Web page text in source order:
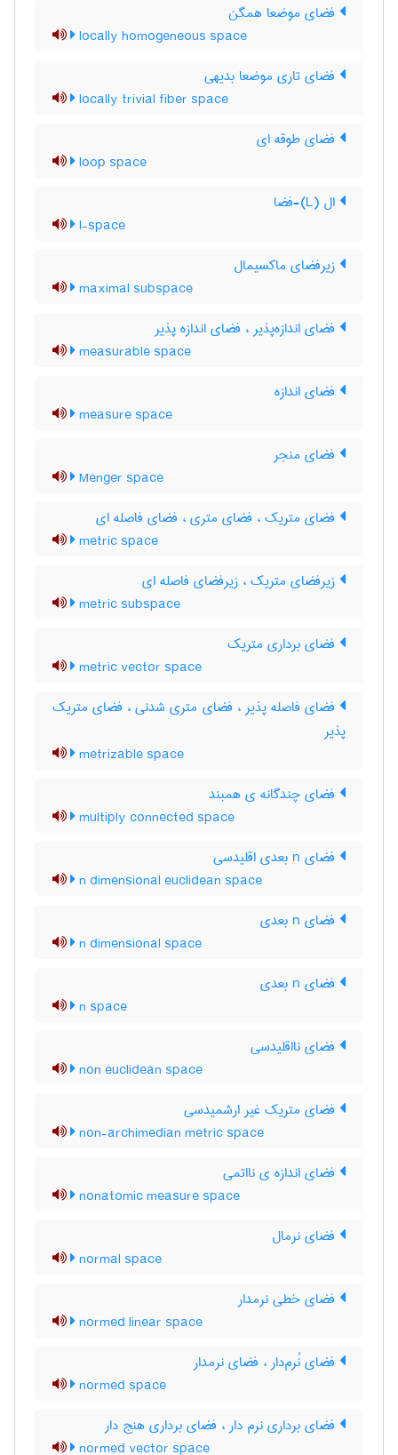
فضای موضعا همگن
locally homogeneous space
فضای تاری موضعا بدیهی
locally trivial fiber space
فضای طوقه ای
loop space
ال (L)-فضا
l-space
زیرفضای ماکسیمال
maximal subspace
فضای اندازه‌پذیر ، فضای اندازه پذیر
measurable space
فضای اندازه
measure space
فضای منجر
Menger space
فضای متریک ، فضای متری ، فضای فاصله ای
metric space
زیرفضای متریک ، زیرفضای فاصله ای
metric subspace
فضای برداری متریک
metric vector space
فضای فاصله پذیر ، فضای متری شدنی ، فضای متریک
پذیر
metrizable space
فضای چندگانه ی همبند
multiply connected space
فضای n بعدی اقلیدسی
n dimensional euclidean space
فضای n بعدی
n dimensional space
فضای n بعدی
n space
فضای نااقلیدسی
non euclidean space
فضای متریک غیر ارشمیدسی
non-archimedian metric space
فضای اندازه ی نااتمی
nonatomic measure space
فضای نرمال
normal space
فضای خطی نرمدار
normed linear space
فضای نُرم‌دار ، فضای نرمدار
normed space
فضای برداری نرم دار ، فضای برداری هنج دار
normed vector space